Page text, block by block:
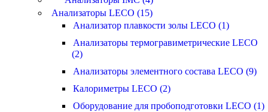
Анализаторы LECO (15)
Анализатор плавкости золы LECO (1)
Анализаторы термогравиметрические LECO
(2)
Анализаторы элементного состава LECO (9)
Калориметры LECO (2)
Оборудование для пробоподготовки LECO (1)